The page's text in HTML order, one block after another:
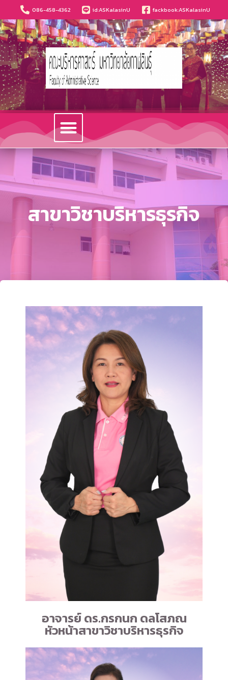
086-458-4362 id:ASKalasinU fackbook:ASKalasinU
สาขาวิชาบริหารธุรกิจ
อาจารย์ ดร.กรกนก ดลโสภณ
หัวหน้าสาขาวิชาบริหารธุรกิจ